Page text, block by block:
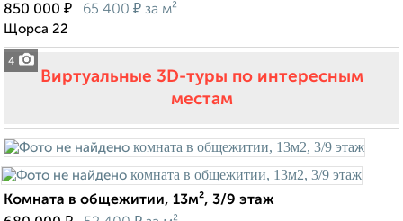
4
850 000 ₽ 65 400 ₽ за м²
Щорса 22
Виртуальные 3D-туры по интересным
местам
Комната в общежитии, 13м², 3/9 этаж